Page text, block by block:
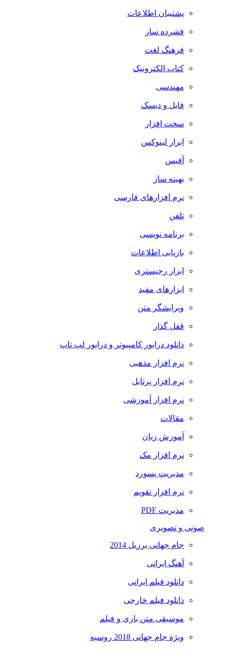
پشتیبان اطلاعات
فشرده ساز
فرهنگ لغت
کتاب الکترونیک
مهندسی
فایل و دیسک
سخت افزار
ابزار لینوکس
آفیس
بهینه ساز
نرم افزارهای فارسی
تلفن
برنامه نویسی
بازیابی اطلاعات
ابزار رجیستری
ابزارهای مفید
ویرایشگر متن
قفل گذار
دانلود درایور کامپیوتر و درایور لپ تاپ
نرم افزار مذهبی
نرم افزار پرتابل
نرم افزار آموزشی
مقالات
آموزش زبان
نرم افزار مک
مدیریت پسورد
نرم افزار تقویم
مدیریت PDF
صوتی و تصویری
جام جهانی برزیل 2014
آهنگ ایرانی
دانلود فیلم ایرانی
دانلود فیلم خارجی
موسیقی متن بازی و فیلم
ویژه جام جهانی 2018 روسیه